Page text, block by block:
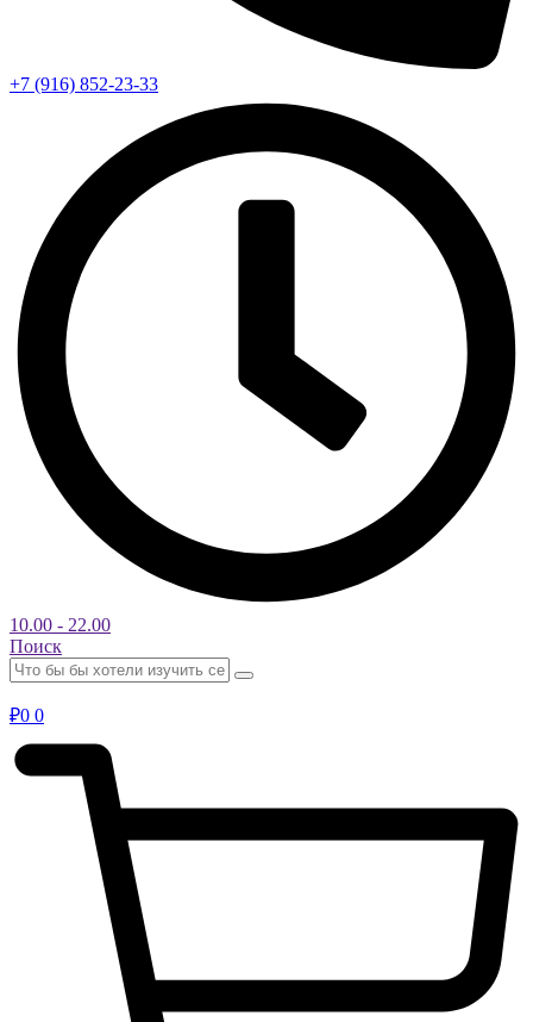
+7 (916) 852-23-33
10.00 - 22.00
Поиск
₽0 0